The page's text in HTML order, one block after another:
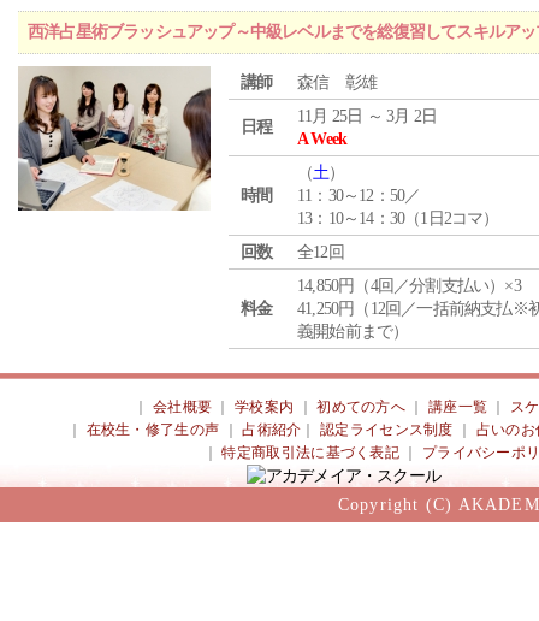
西洋占星術ブラッシュアップ～中級レベルまでを総復習してスキルア
講師 森信 彰雄
日程
11月 25日 ～ 3月 2日
A Week
時間
（土）
11：30～12：50／
13：10～14：30（1日2コマ）
回数
全12回
料金
14,850円（4回／分割支払い）×3
41,250円（12回／一括前納支払※
義開始前まで）
会社概要 ｜学校案内 ｜初めての方へ 講座一覧
ス
在校生・修了生の声 ｜占術紹介 ｜認定ライセンス制度
占いのお
｜特定商取引法に基づく表記 プライバシーポ
Copyright (C)